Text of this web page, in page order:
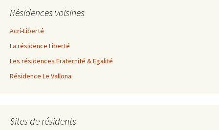
Résidences voisines
Acri-Liberté
La résidence Liberté
Les résidences Fraternité & Egalité
Résidence Le Vallona
Sites de résidents